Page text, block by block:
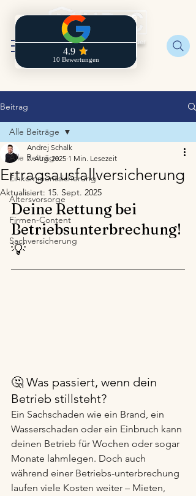
Regionaldirektion der
Beitrag
Alle Beiträge
Einkommenssicherung
Altersvorsorge
Firmen-Content
Sachversicherung
Alle Beiträge
Ertragsausfallversicherung
Andrej Schalk
7. Aug. 2025 1 Min. Lesezeit
Aktualisiert: 15. Sept. 2025
Deine Rettung bei
Betriebsunterbrechung!
💡
🤔 Was passiert, wenn dein
Betrieb stillsteht?
Ein Sachschaden wie ein Brand, ein
Wasserschaden oder ein Einbruch kann
deinen Betrieb für Wochen oder sogar
Monate lahmlegen. Doch auch
während einer Betriebs-unterbrechung
laufen viele Kosten weiter – Mieten,